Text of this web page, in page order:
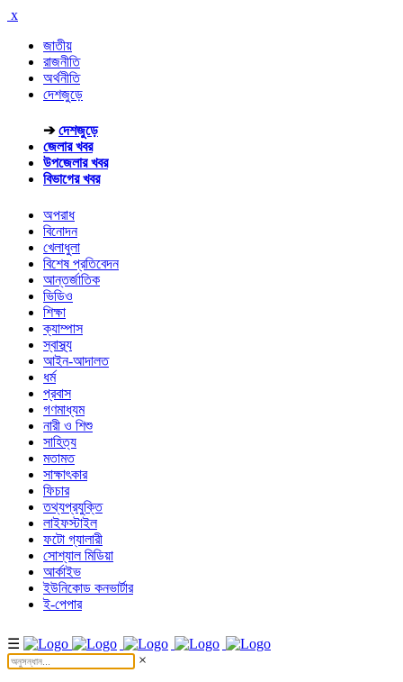
x
জাতীয়
রাজনীতি
অর্থনীতি
দেশজুড়ে
➔ দেশজুড়ে
জেলার খবর
উপজেলার খবর
বিভাগের খবর
অপরাধ
বিনোদন
খেলাধুলা
বিশেষ প্রতিবেদন
আন্তর্জাতিক
ভিডিও
শিক্ষা
ক্যাম্পাস
স্বাস্থ্য
আইন-আদালত
ধর্ম
প্রবাস
গণমাধ্যম
নারী ও শিশু
সাহিত্য
মতামত
সাক্ষাৎকার
ফিচার
তথ্যপ্রযুক্তি
লাইফস্টাইল
ফটো গ্যালারী
সোশ্যাল মিডিয়া
আর্কাইভ
ইউনিকোড কনভার্টার
ই-পেপার
☰
×